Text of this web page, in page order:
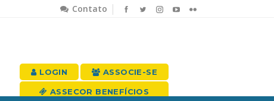
Contato
LOGIN ASSOCIE-SE
ASSECOR BENEFÍCIOS